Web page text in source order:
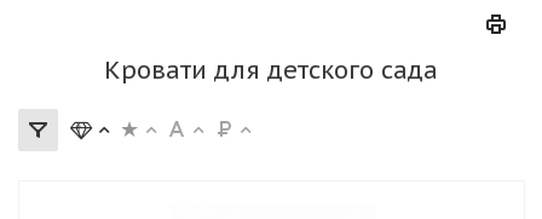
Кровати для детского сада